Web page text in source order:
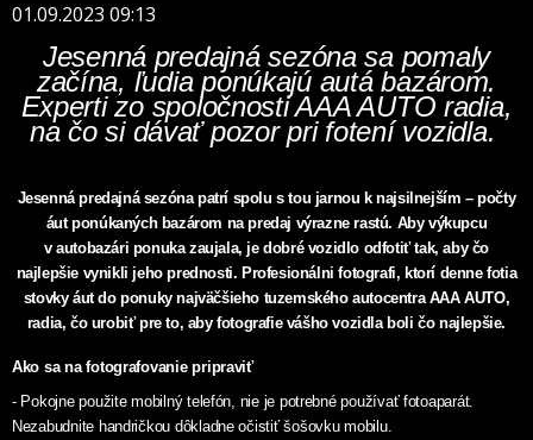
01.09.2023 09:13
Jesenná predajná sezóna sa pomaly
začína, ľudia ponúkajú autá bazárom.
Experti zo spoločnosti AAA AUTO radia,
na čo si dávať pozor pri fotení vozidla.
Jesenná predajná sezóna patrí spolu s tou jarnou k najsilnejším – počty
áut ponúkaných bazárom na predaj výrazne rastú. Aby výkupcu
v autobazári ponuka zaujala, je dobré vozidlo odfotiť tak, aby čo
najlepšie vynikli jeho prednosti. Profesionálni fotografi, ktorí denne fotia
stovky áut do ponuky najväčšieho tuzemského autocentra AAA AUTO,
radia, čo urobiť pre to, aby fotografie vášho vozidla boli čo najlepšie.
Ako sa na fotografovanie pripraviť
- Pokojne použite mobilný telefón, nie je potrebné používať fotoaparát.
Nezabudnite handričkou dôkladne očistiť šošovku mobilu.